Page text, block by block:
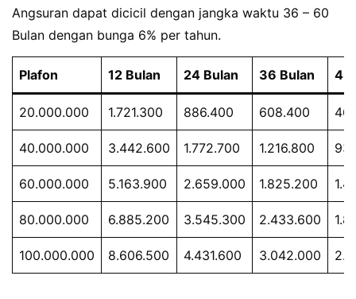
Angsuran dapat dicicil dengan jangka waktu 36 – 60
Bulan dengan bunga 6% per tahun.
Plafon 12 Bulan 24 Bulan 36 Bulan 48
20.000.000 1.721.300 886.400 608.400
40.000.000 3.442.600 1.772.700 1.216.800
60.000.000 5.163.900 2.659.000 1.825.200
80.000.000 6.885.200 3.545.300 2.433.600
100.000.000 8.606.500 4.431.600 3.042.000